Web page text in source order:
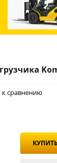
к сравнению
КУПИТЬ